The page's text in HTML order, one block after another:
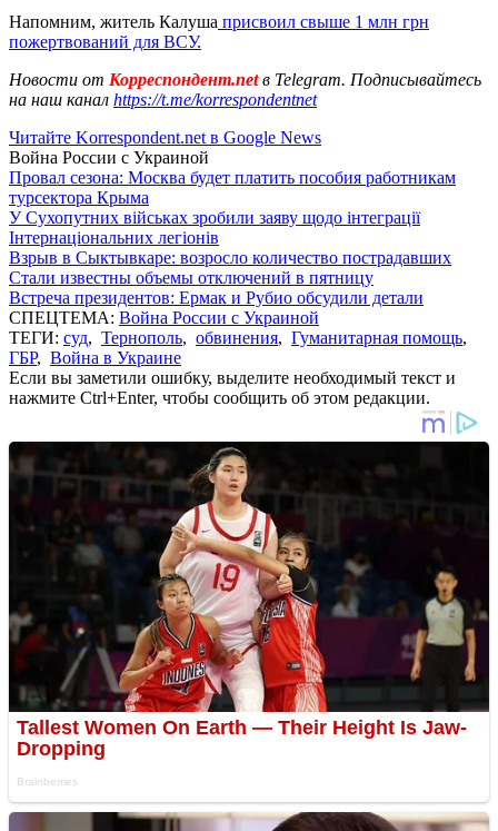
Напомним, житель Калуша присвоил свыше 1 млн грн
пожертвований для ВСУ.
Новости от Корреспондент.netв Telegram. Подписывайтесь
на наш канал https://t.me/korrespondentnet
Читайте Korrespondent.net в Google News
Война России с Украиной
Провал сезона: Москва будет платить пособия работникам
турсектора Крыма
У Сухопутних військах зробили заяву щодо інтеграції
Інтернаціональних легіонів
Взрыв в Сыктывкаре: возросло количество пострадавших
Стали известны объемы отключений в пятницу
Встреча президентов: Ермак и Рубио обсудили детали
СПЕЦТЕМА: Война России с Украиной
ТЕГИ: суд, Тернополь, обвинения, Гуманитарная помощь,
ГБР, Война в Украине
Если вы заметили ошибку, выделите необходимый текст и
нажмите Ctrl+Enter, чтобы сообщить об этом редакции.